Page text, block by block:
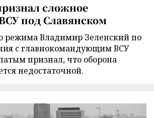
сложное
под Славянском
режима Владимир Зеленский по
с главнокомандующим ВСУ
признал, что оборона
недостаточной.